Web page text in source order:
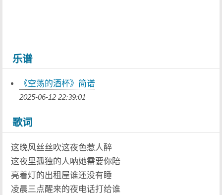
乐谱
《空荡的酒杯》简谱
2025-06-12 22:39:01
歌词
这晚风丝丝吹这夜色惹人醉
这夜里孤独的人呐她需要你陪
亮着灯的出租屋谁还没有睡
凌晨三点醒来的夜电话打给谁